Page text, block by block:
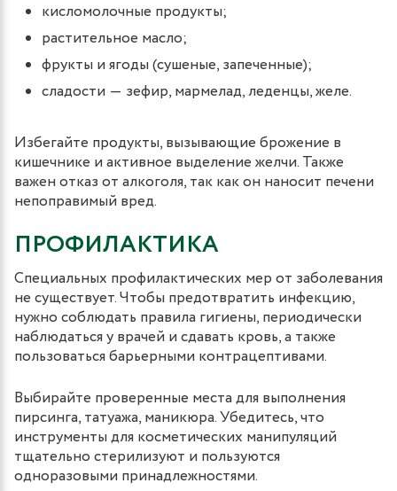
кисломолочные продукты;
растительное масло;
фрукты и ягоды (сушеные, запеченные);
сладости ― зефир, мармелад, леденцы, желе.
Избегайте продукты, вызывающие брожение в
кишечнике и активное выделение желчи. Также
важен отказ от алкоголя, так как он наносит печени
непоправимый вред.
ПРОФИЛАКТИКА
Специальных профилактических мер от заболевания
не существует. Чтобы предотвратить инфекцию,
нужно соблюдать правила гигиены, периодически
наблюдаться у врачей и сдавать кровь, а также
пользоваться барьерными контрацептивами.
Выбирайте проверенные места для выполнения
пирсинга, татуажа, маникюра. Убедитесь, что
инструменты для косметических манипуляций
тщательно стерилизуют и пользуются
одноразовыми принадлежностями.